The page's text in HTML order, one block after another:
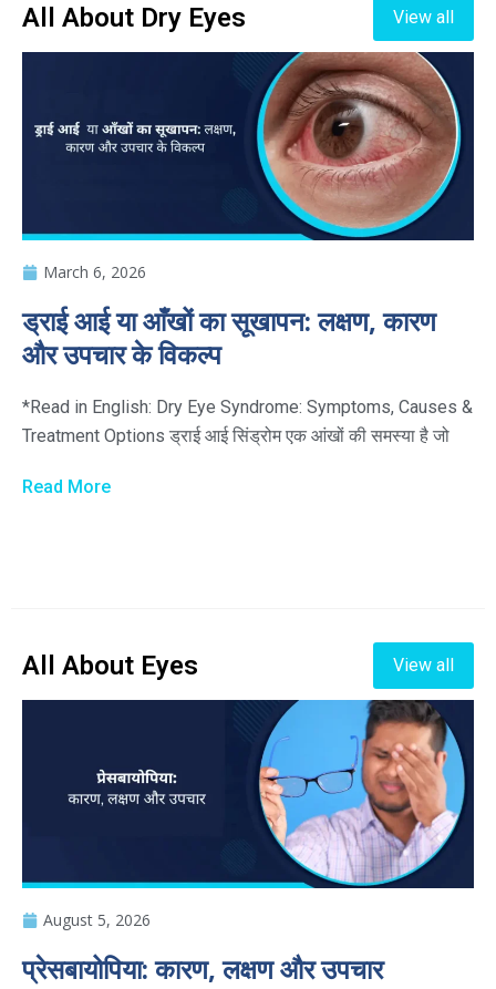
All About Dry Eyes View all
March 6, 2026
ड्राई आई या आँखों का सूखापन: लक्षण, कारण
और उपचार के विकल्प
*Read in English: Dry Eye Syndrome: Symptoms, Causes &
Treatment Options ड्राई आई सिंड्रोम एक आंखों की समस्या है जो
Read More
All About Eyes View all
August 5, 2026
प्रेसबायोपिया: कारण, लक्षण और उपचार